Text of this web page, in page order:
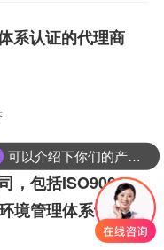
系认证的代理商
，包括ISO9001
境管理体系认
可以介绍下你们的产品么？